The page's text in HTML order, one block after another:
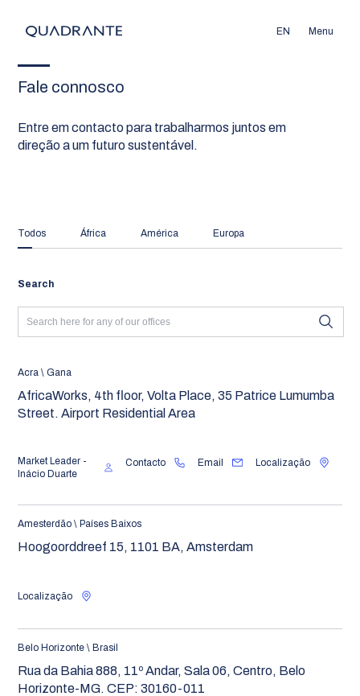
EN Menu
Fale connosco
Entre em contacto para trabalharmos juntos em
direção a um futuro sustentável.
Todos África América Europa
Search
Acra \ Gana
AfricaWorks, 4th floor, Volta Place, 35 Patrice Lumumba
Street. Airport Residential Area
Market Leader -
Inácio Duarte
Contacto Email Localização
Amesterdão \ Países Baixos
Hoogoorddreef 15, 1101 BA, Amsterdam
Localização
Belo Horizonte \ Brasil
Rua da Bahia 888, 11º Andar, Sala 06, Centro, Belo
Horizonte-MG. CEP: 30160-011